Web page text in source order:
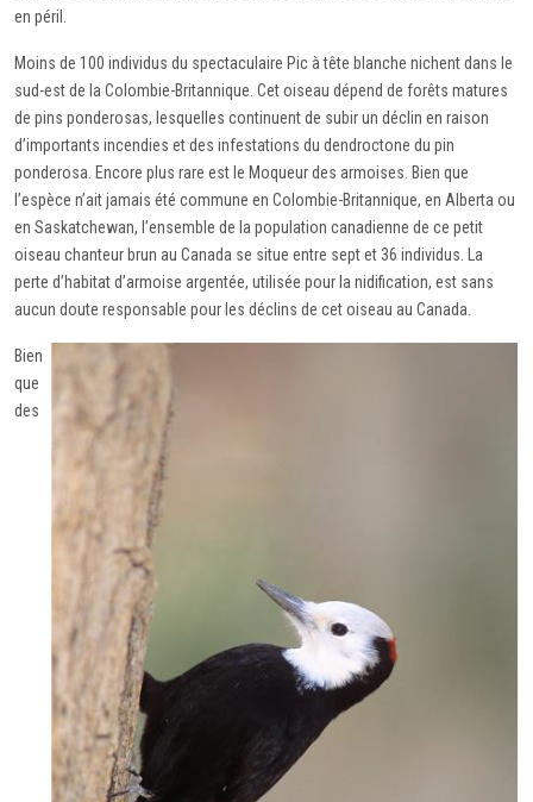
en péril.
Moins de 100 individus du spectaculaire Pic à tête blanche nichent dans le
sud-est de la Colombie-Britannique. Cet oiseau dépend de forêts matures
de pins ponderosas, lesquelles continuent de subir un déclin en raison
d’importants incendies et des infestations du dendroctone du pin
ponderosa. Encore plus rare est le Moqueur des armoises. Bien que
l’espèce n’ait jamais été commune en Colombie-Britannique, en Alberta ou
en Saskatchewan, l’ensemble de la population canadienne de ce petit
oiseau chanteur brun au Canada se situe entre sept et 36 individus. La
perte d’habitat d’armoise argentée, utilisée pour la nidification, est sans
aucun doute responsable pour les déclins de cet oiseau au Canada.
Bien
que
des